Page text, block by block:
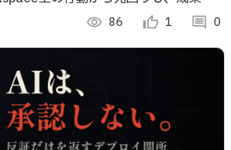
指示不要の体験でAI活用を定着させ
visibility 86 thumb_up_alt 1 comment 0